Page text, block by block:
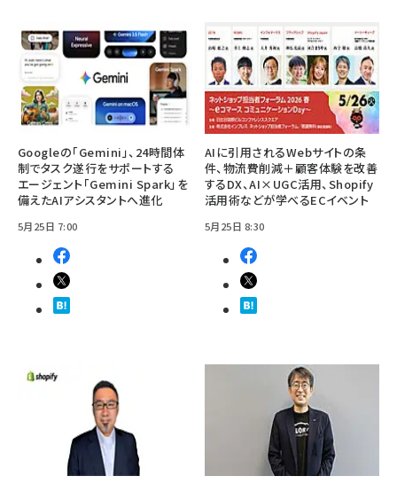
Googleの「Gemini」、24時間体
制でタスク遂行をサポートする
エージェント「Gemini Spark」を
備えたAIアシスタントへ進化
5月25日 7:00
AIに引用されるWebサイトの条
件、物流費削減＋顧客体験を改善
するDX、AI×UGC活用、Shopify
活用術などが学べるECイベント
5月25日 8:30